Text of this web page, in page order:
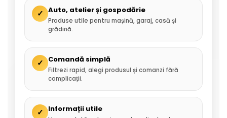
✓ Auto, atelier și gospodărie
Produse utile pentru mașină, garaj, casă și
grădină.
✓ Comandă simplă
Filtrezi rapid, alegi produsul și comanzi fără
complicații.
✓ Informații utile